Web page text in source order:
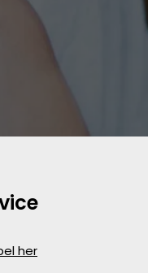
her